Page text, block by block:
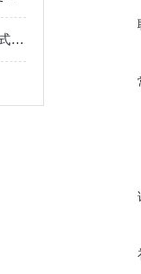
成都华诚仪器Vantage Pro2便携式自动气象站选型参考